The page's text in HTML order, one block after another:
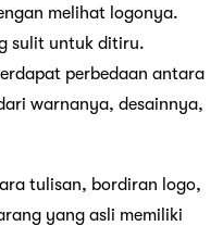
melihat logonya.
sulit untuk ditiru.
perbedaan antara
warnanya, desainnya,
tulisan, bordiran logo,
yang asli memiliki